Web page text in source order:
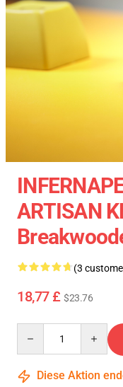
ARTISAN
(3
18,77 £ $23.76
Diese Aktion